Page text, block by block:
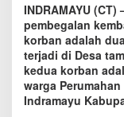
l
INDRAMAYU
pembegalan
korban adalah
terjadi di Desa
kedua korban
warga
Indramayu